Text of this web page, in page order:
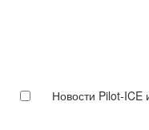
Новости Pilot-ICE